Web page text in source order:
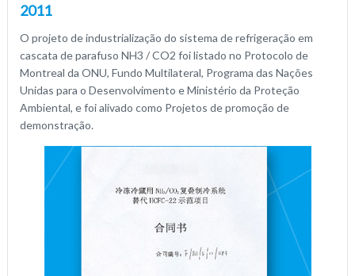
2011
O projeto de industrialização do sistema de refrigeração em
cascata de parafuso NH3 / CO2 foi listado no Protocolo de
Montreal da ONU, Fundo Multilateral, Programa das Nações
Unidas para o Desenvolvimento e Ministério da Proteção
Ambiental, e foi alivado como Projetos de promoção de
demonstração.